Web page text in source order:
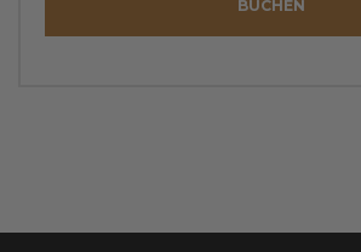
BUCHEN